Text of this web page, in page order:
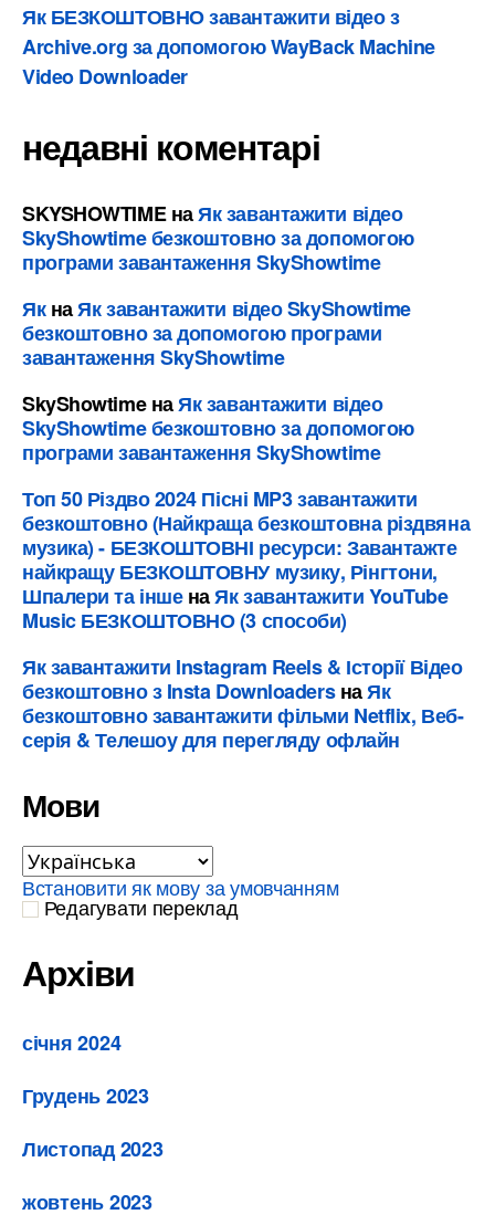
Як БЕЗКОШТОВНО завантажити відео з
Archive.org за допомогою WayBack Machine
Video Downloader
недавні коментарі
SKYSHOWTIMEнаЯк завантажити відео
SkyShowtime безкоштовно за допомогою
програми завантаження SkyShowtime
ЯкнаЯк завантажити відео SkyShowtime
безкоштовно за допомогою програми
завантаження SkyShowtime
SkyShowtimeнаЯк завантажити відео
SkyShowtime безкоштовно за допомогою
програми завантаження SkyShowtime
Топ 50 Різдво 2024 Пісні MP3 завантажити
безкоштовно (Найкраща безкоштовна різдвяна
музика) - БЕЗКОШТОВНІ ресурси: Завантажте
найкращу БЕЗКОШТОВНУ музику, Рінгтони,
Шпалери та іншенаЯк завантажити YouTube
Music БЕЗКОШТОВНО (3 способи)
Як завантажити Instagram Reels & Історії Відео
безкоштовно з Insta DownloadersнаЯк
безкоштовно завантажити фільми Netflix, Веб-
серія & Телешоу для перегляду офлайн
Мови
Встановити як мову за умовчанням
Редагувати переклад
Архіви
січня 2024
Грудень 2023
Листопад 2023
жовтень 2023